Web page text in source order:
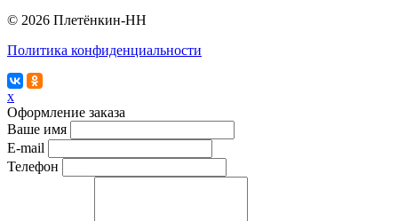
© 2026 Плетёнкин-НН
Политика конфиденциальности
x
Оформление заказа
Ваше имя
E-mail
Телефон